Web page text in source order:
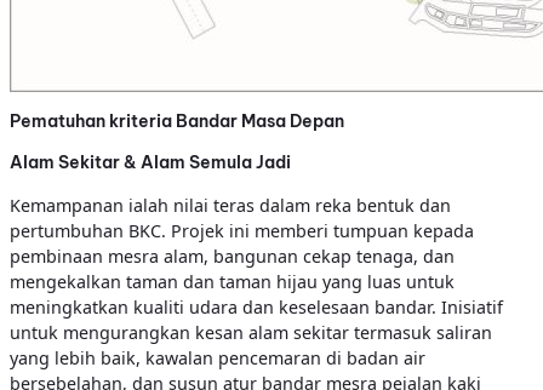
Pematuhan kriteria Bandar Masa Depan
Alam Sekitar & Alam Semula Jadi
Kemampanan ialah nilai teras dalam reka bentuk dan
pertumbuhan BKC. Projek ini memberi tumpuan kepada
pembinaan mesra alam, bangunan cekap tenaga, dan
mengekalkan taman dan taman hijau yang luas untuk
meningkatkan kualiti udara dan keselesaan bandar. Inisiatif
untuk mengurangkan kesan alam sekitar termasuk saliran
yang lebih baik, kawalan pencemaran di badan air
bersebelahan, dan susun atur bandar mesra pejalan kaki